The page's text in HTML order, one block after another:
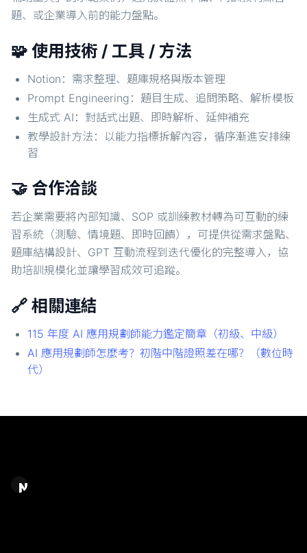
題、或企業導入前的能力盤點。
🧩 使用技術 / 工具 / 方法
Notion：需求整理、題庫規格與版本管理
Prompt Engineering：題目生成、追問策略、解析模板
生成式 AI：對話式出題、即時解析、延伸補充
教學設計方法：以能力指標拆解內容，循序漸進安排練
習
🤝 合作洽談
若企業需要將內部知識、SOP 或訓練教材轉為可互動的練
習系統（測驗、情境題、即時回饋），可提供從需求盤點、
題庫結構設計、GPT 互動流程到迭代優化的完整導入，協
助培訓規模化並讓學習成效可追蹤。
🔗 相關連結
115 年度 AI 應用規劃師能力鑑定簡章（初級、中級）
AI 應用規劃師怎麼考？初階中階證照差在哪？（數位時
代）